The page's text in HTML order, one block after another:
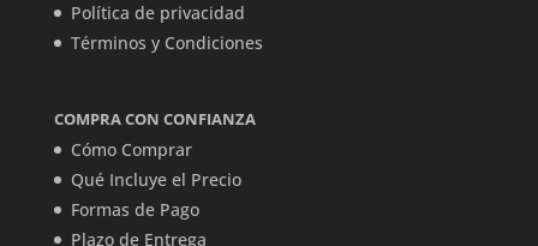
Política de privacidad
Términos y Condiciones
COMPRA CON CONFIANZA
Cómo Comprar
Qué Incluye el Precio
Formas de Pago
Plazo de Entrega